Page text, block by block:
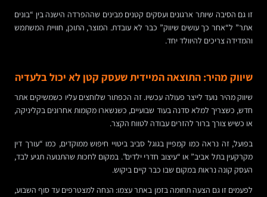
זו גם הסיבה שיותר ארגונים ועסקים קטנים מבינים שההפרדה הישנה בין “בונים
אתר” ל“אחר כך עושים שיווק” כבר לא עובדת. המוצר, התוכן, חוויית המשתמש
והמדידה צריכים להיוולד יחד.
שיווק מהיר: התוצאה המיידית שעסק קטן לא יכול בלעדיה
שיווק מהיר נועד לייצר פעולה עכשיו. זה הכפתור שלוחצים עליו כשמשיקים אתר
חדש, כשצריך למלא סדנה בעוד שבועיים, כשנשארו מקומות אחרונים בקליניקה,
או כשיש צורך ברור להזרים עבודה לטווח הקצר.
בפועל, זה נראה כמו קמפיין בגוגל סביב ביטויי חיפוש ממוקדים, כמו “עורך דין
מקרקעין בתל אביב” או “עיצוב חדרי ילדים”. במקום לחכות שהתנועה תגיע לבד,
העסק קונה נראות במקום שבו כבר קיים ביקוש.
לפעמים זו גם הצעה תחומה בזמן באתר עצמו: הנחה למצטרפים עד סוף השבוע,